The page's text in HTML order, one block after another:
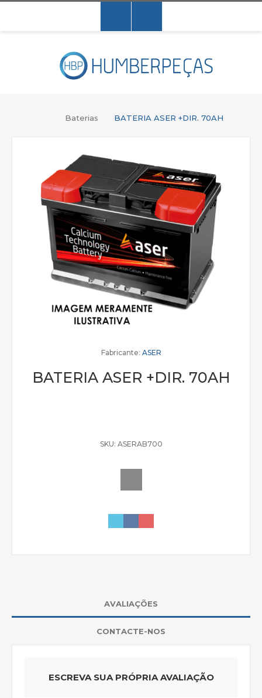
Baterias BATERIA ASER +DIR. 70AH
Fabricante: ASER
BATERIA ASER +DIR. 70AH
SKU: ASERAB700
AVALIAÇÕES
CONTACTE-NOS
ESCREVA SUA PRÓPRIA AVALIAÇÃO